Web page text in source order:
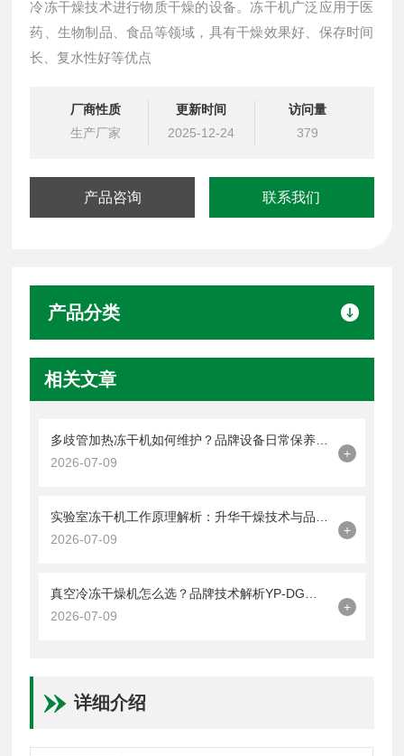
冷冻干燥技术进行物质干燥的设备。冻干机广泛应用于医
药、生物制品、食品等领域，具有干燥效果好、保存时间
长、复水性好等优点
厂商性质
生产厂家
更新时间
2025-12-24
访问量
379
产品咨询 联系我们
产品分类
相关文章
多歧管加热冻干机如何维护？品牌设备日常保养与操作规范解析
2026-07-09
+
实验室冻干机工作原理解析：升华干燥技术与品牌设备控制系统分析
2026-07-09
+
真空冷冻干燥机怎么选？品牌技术解析YP-DG系列结构配置与应用特点
2026-07-09
+
详细介绍